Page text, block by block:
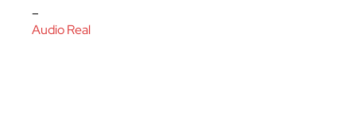
–
Audio Real